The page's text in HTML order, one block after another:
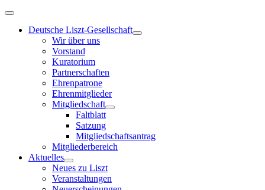
Deutsche Liszt-Gesellschaft
Wir über uns
Vorstand
Kuratorium
Partnerschaften
Ehrenpatrone
Ehrenmitglieder
Mitgliedschaft
Faltblatt
Satzung
Mitgliedschaftsantrag
Mitgliederbereich
Aktuelles
Neues zu Liszt
Veranstaltungen